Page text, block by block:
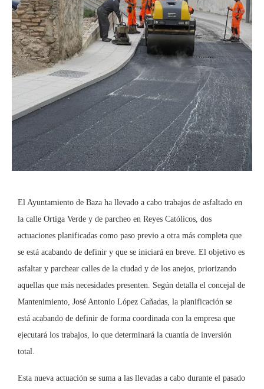
El Ayuntamiento de Baza ha llevado a cabo trabajos de asfaltado en
la calle Ortiga Verde y de parcheo en Reyes Católicos, dos
actuaciones planificadas como paso previo a otra más completa que
se está acabando de definir y que se iniciará en breve. El objetivo es
asfaltar y parchear calles de la ciudad y de los anejos, priorizando
aquellas que más necesidades presenten. Según detalla el concejal de
Mantenimiento, José Antonio López Cañadas, la planificación se
está acabando de definir de forma coordinada con la empresa que
ejecutará los trabajos, lo que determinará la cuantía de inversión
total.
Esta nueva actuación se suma a las llevadas a cabo durante el pasado